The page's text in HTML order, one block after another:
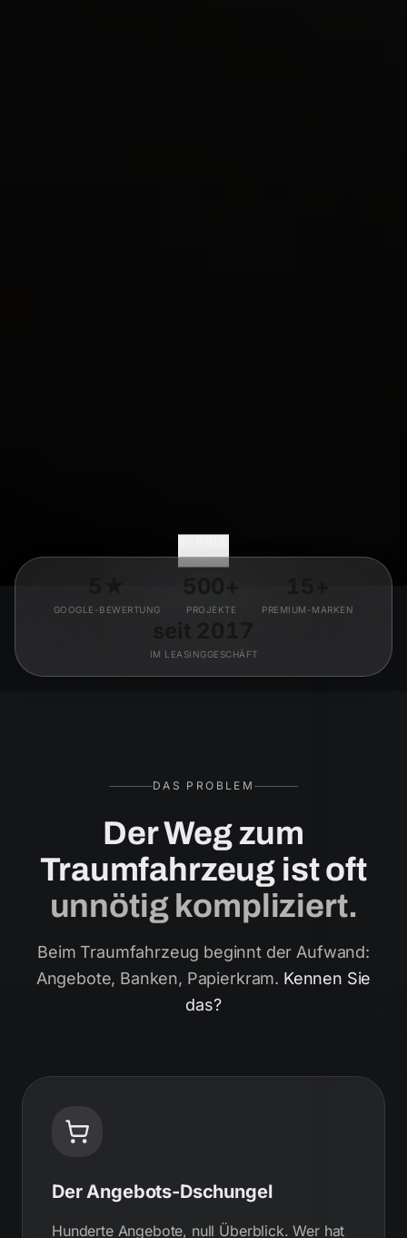
SCROLL
GOOGLE-BEWERTUNG PROJEKTE PREMIUM-MARKEN
IM LEASINGGESCHÄFT
DAS PROBLEM
Der Weg zum
Traumfahrzeug ist oft
unnötig kompliziert.
Beim Traumfahrzeug beginnt der Aufwand:
Angebote, Banken, Papierkram. Kennen Sie
das?
Der Angebots-Dschungel
Hunderte Angebote, null Überblick. Wer hat